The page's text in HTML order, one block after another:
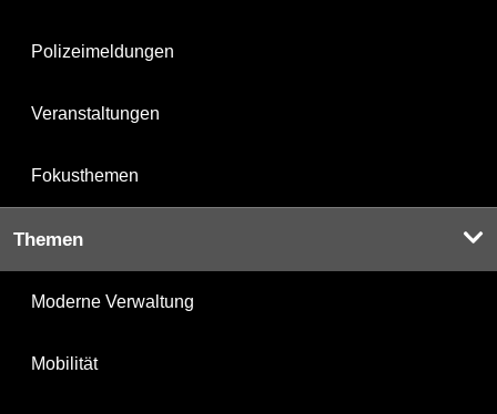
Polizeimeldungen
Veranstaltungen
Fokusthemen
Themen
Moderne Verwaltung
Mobilität